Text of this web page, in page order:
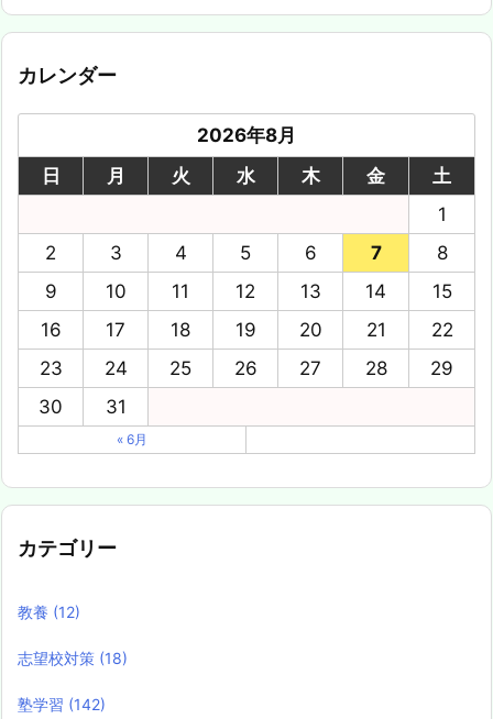
カレンダー
2026年8月
日
月 火 水 木 金
土
1
2
3 4 5 6 7
8
9
10 11 12 13 14
15
16
17 18 19 20 21
22
23
24 25 26 27 28
29
30
31
« 6月
カテゴリー
教養 (12)
志望校対策 (18)
塾学習 (142)